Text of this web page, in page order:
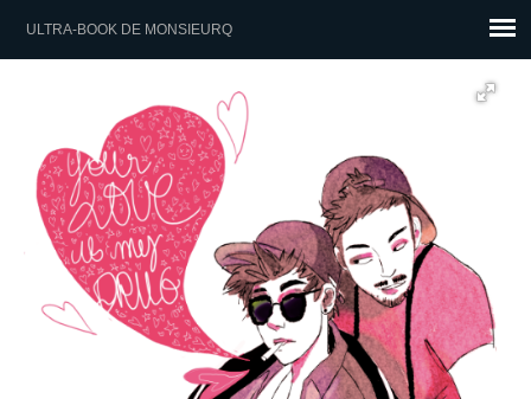
ULTRA-BOOK DE MONSIEURQ